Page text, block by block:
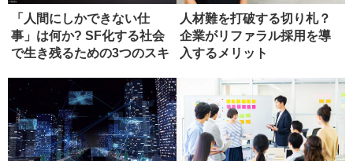
「人間にしかできない仕
事」は何か? SF化する社会
で生き残るための3つのスキ
人材難を打破する切り札？
企業がリファラル採用を導
入するメリット